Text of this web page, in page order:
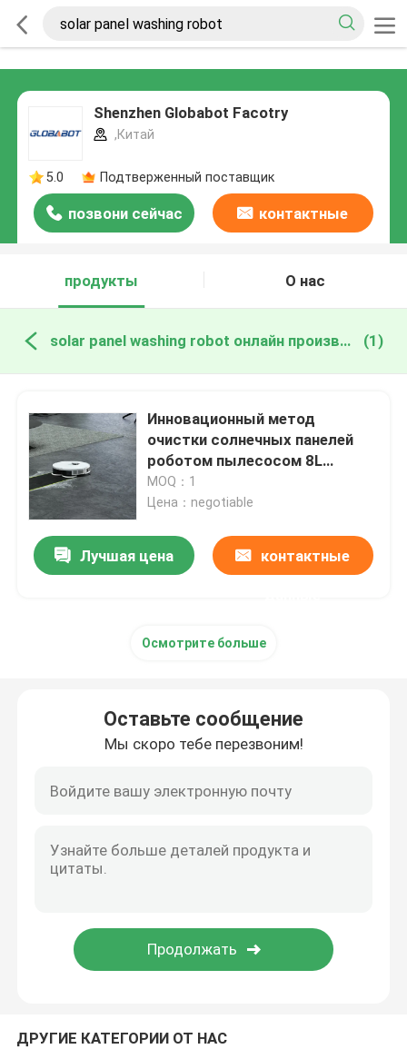
Shenzhen Globabot Facotry
,Китай
5.0 Подтверженный поставщик
позвони сейчас контактные
продукты
О нас
solar panel washing robot онлайн производство (1)
Инновационный метод
очистки солнечных панелей
роботом пылесосом 8L
емкость водяного бака
MOQ：1
Цена：negotiable
Лучшая цена контактные
Осмотрите больше
Оставьте сообщение
Мы скоро тебе перезвоним!
ДРУГИЕ КАТЕГОРИИ ОТ НАС